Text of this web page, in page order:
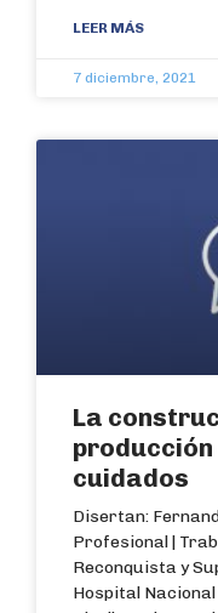
LEER MÁS
7 diciembre, 2021
La
cuidados
Disertan:
Profesional |
Reconquista y
Hospital